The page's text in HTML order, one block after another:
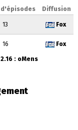
d'épisodes Diffusion
13 Fox
16 Fox
: oMens